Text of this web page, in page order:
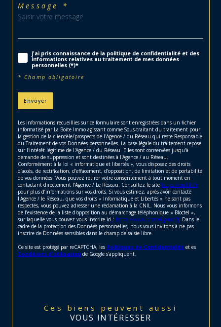
Message *
j'ai pris connaissance de la politique de confidentialité et des
informations relatives au traitement de mes données
personnelles (*)*
* Champ obligatoire
Envoyer
Les informations recueillies sur ce formulaire sont enregistrées dans un fichier
informatisé par La Boite Immo agissant comme Sous-traitant du traitement pour
la gestion de la clientèle/prospects de l'Agence / du Réseau qui reste Responsable
du Traitement de vos Données personnelles. La base légale du traitement repose
sur l'intérêt légitime de l'Agence / du Réseau. Elles sont conservées jusqu'à
demande de suppression et sont destinées à l'Agence / au Réseau.
Conformément à la loi « informatique et libertés », vous disposez des droits
d’accès, de rectification, d’effacement, d’opposition, de limitation et de portabilité
de vos données. Vous pouvez retirer votre consentement à tout moment en
contactant directement l’Agence / Le Réseau. Consultez le site https://cnil.fr/fr
pour plus d’informations sur vos droits. Si vous estimez, après avoir contacté
l'Agence / le Réseau, que vos droits « Informatique et Libertés » ne sont pas
respectés, vous pouvez adresser une réclamation à la CNIL. Nous vous informons
de l’existence de la liste d'opposition au démarchage téléphonique « Bloctel »,
sur laquelle vous pouvez vous inscrire ici : https://www.bloctel.gouv.fr. Dans le
cadre de la protection des Données personnelles, nous vous invitons à ne pas
inscrire de Données sensibles dans le champ de saisie libre.
Ce site est protégé par reCAPTCHA, les Politiques de Confidentialité et es
Conditions d'utilisation de Google s'appliquent.
Ces biens peuvent aussi
VOUS INTÉRESSER